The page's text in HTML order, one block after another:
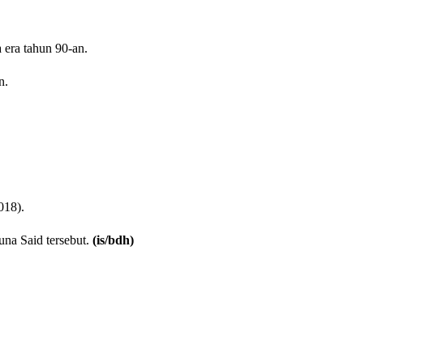
tahun 90-an.
Said tersebut. (is/bdh)